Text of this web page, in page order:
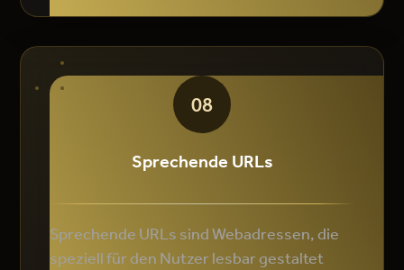
08
Sprechende URLs
Sprechende URLs sind Webadressen, die
speziell für den Nutzer lesbar gestaltet